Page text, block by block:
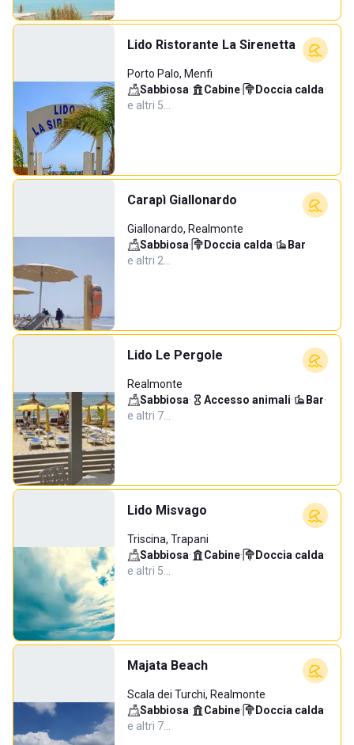
Lido Ristorante La Sirenetta
Porto Palo, Menfi
Sabbiosa· Cabine· Doccia calda·
e altri 5…
Carapì Giallonardo
Giallonardo, Realmonte
Sabbiosa· Doccia calda· Bar·
e altri 2…
Lido Le Pergole
Realmonte
Sabbiosa· Accesso animali· Bar·
e altri 7…
Lido Misvago
Triscina, Trapani
Sabbiosa· Cabine· Doccia calda·
e altri 5…
Majata Beach
Scala dei Turchi, Realmonte
Sabbiosa· Cabine· Doccia calda·
e altri 7…